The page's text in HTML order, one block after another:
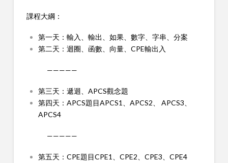
課程大綱：
第一天：輸入、輸出、如果、數字、字串、分案
第二天：迴圈、函數、向量、CPE輸出入
—————
第三天：遞迴、APCS觀念題
第四天：APCS題目APCS1、APCS2、 APCS3、
APCS4
—————
第五天：CPE題目CPE1、CPE2、CPE3、CPE4